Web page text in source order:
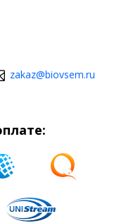
zakaz@biovsem.ru